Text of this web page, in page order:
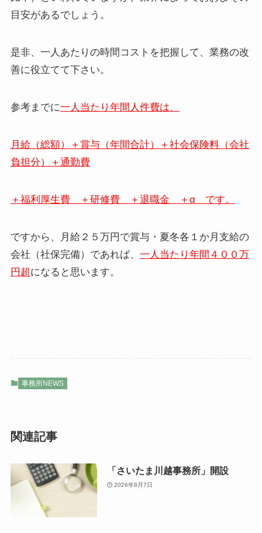
目安があるでしょう。
是非、一人あたりの時間コストを把握して、業務の改
善に役立てて下さい。
参考までに一人当たり年間人件費は、
月給（総額）＋賞与（年間合計）＋社会保険料（会社
負担分）＋通勤費
＋福利厚生費 ＋研修費 ＋退職金 ＋α です。
ですから、月給２５万円で賞与・夏冬各１か月支給の
会社（社保完備）であれば、 一人当たり年間４００万
円超になると思います。
事務所NEWS
関連記事
「さいたま川越事務所」開設
2026年8月7日